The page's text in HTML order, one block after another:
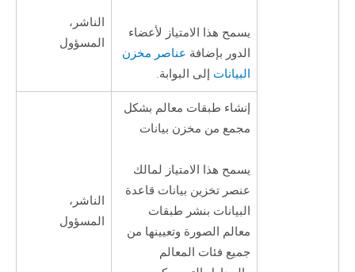
يسمح هذا الامتياز لأعضاء
الدور بإضافة عناصر مخزن
البيانات إلى البوابة.
الناشر،
المسؤول
إنشاء طبقات معالم بشكل
مجمع من مخزن بيانات
يسمح هذا الامتياز لمالك
عنصر تخزين بيانات قاعدة
البيانات بنشر طبقات
معالم الصورة وتعيينها من
جميع فئات المعالم
الناشر،
المسؤول